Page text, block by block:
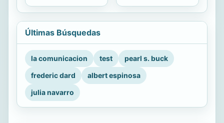
Últimas Búsquedas
la comunicacion test
pearl s. buck
frederic dard
albert espinosa
julia navarro